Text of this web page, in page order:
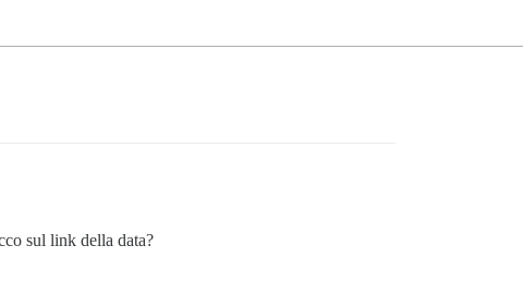
sul link della data?